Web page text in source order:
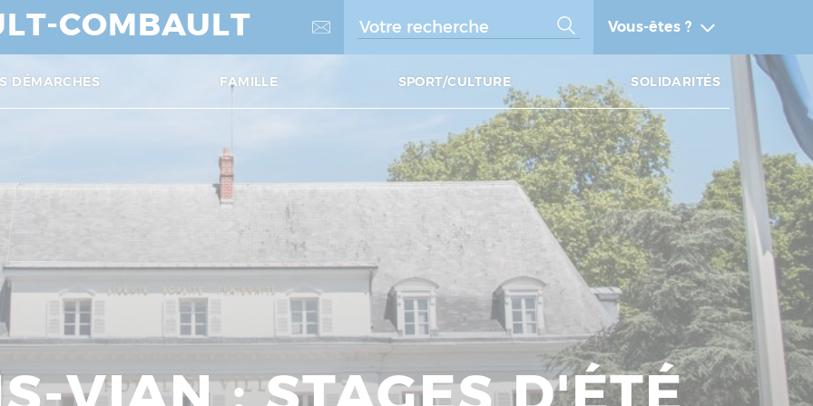
COMBAULT Vous-êtes ?
DÉMARCHES FAMILLE SPORT/CULTURE SOLIDARITÉS